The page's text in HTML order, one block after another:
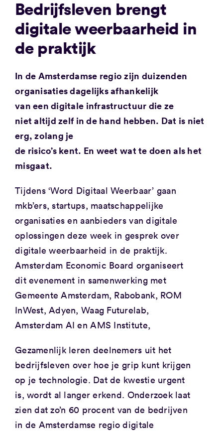
Bedrijfsleven brengt
digitale weerbaarheid in
de praktijk
In de Amsterdamse regio zijn duizenden
organisaties dagelijks afhankelijk
van een digitale infrastructuur die ze
niet altijd zelf in de hand hebben. Dat is niet
erg, zolang je
de risico’s kent. En weet wat te doen als het
misgaat.
Tijdens ‘Word Digitaal Weerbaar’ gaan
mkb’ers, startups, maatschappelijke
organisaties en aanbieders van digitale
oplossingen deze week in gesprek over
digitale weerbaarheid in de praktijk.
Amsterdam Economic Board organiseert
dit evenement in samenwerking met
Gemeente Amsterdam, Rabobank, ROM
InWest, Adyen, Waag Futurelab,
Amsterdam AI en AMS Institute,
Gezamenlijk leren deelnemers uit het
bedrijfsleven over hoe je grip kunt krijgen
op je technologie. Dat de kwestie urgent
is, wordt al langer erkend. Onderzoek laat
zien dat zo’n 60 procent van de bedrijven
in de Amsterdamse regio digitale